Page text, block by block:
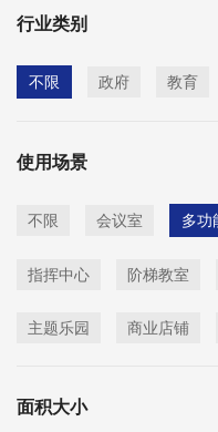
行业类别
不限 政府 教育
使用场景
不限 会议室 多功
指挥中心 阶梯教室
主题乐园 商业店铺
面积大小